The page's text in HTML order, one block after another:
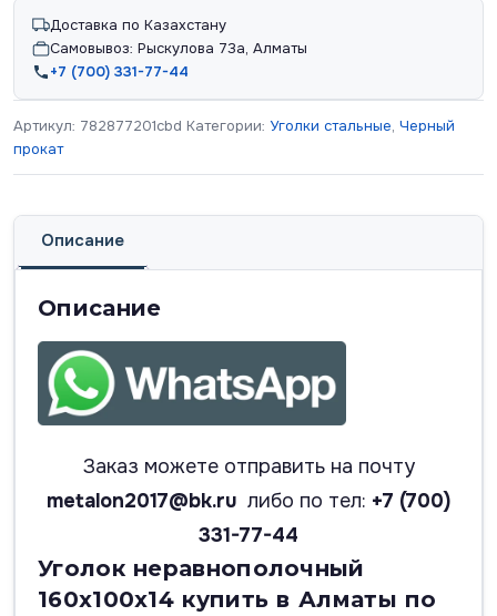
Доставка по Казахстану
Самовывоз: Рыскулова 73а, Алматы
+7 (700) 331-77-44
Артикул: 782877201cbd Категории: Уголки стальные, Черный
прокат
Описание
Описание
Заказ можете отправить на почту
metalon2017@bk.ru либо по тел: +7 (700)
331-77-44
Уголок неравнополочный
160х100х14 купить в Алматы по